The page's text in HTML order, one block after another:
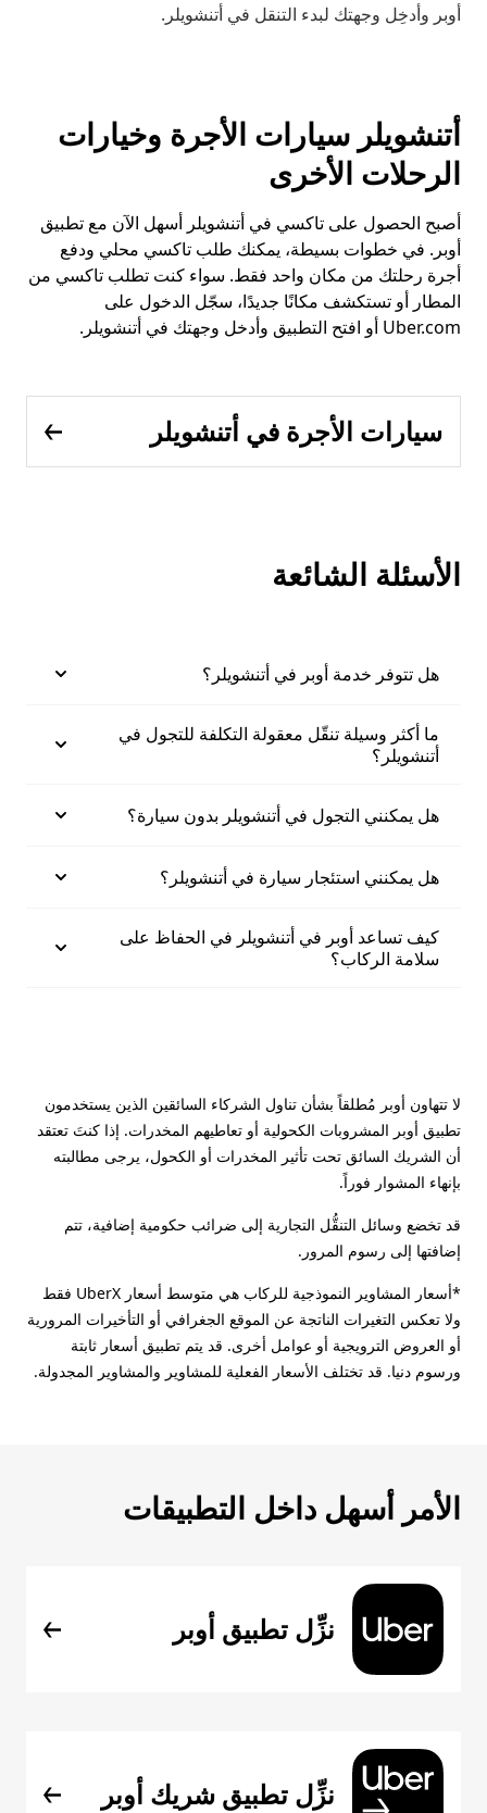
أوبر وأدخِل وجهتك لبدء التنقل في أتنشويلر.
أتنشويلر سيارات الأجرة وخيارات
الرحلات الأخرى
أصبح الحصول على تاكسي في أتنشويلر أسهل الآن مع تطبيق
أوبر. في خطوات بسيطة، يمكنك طلب تاكسي محلي ودفع
أجرة رحلتك من مكان واحد فقط. سواء كنت تطلب تاكسي من
المطار أو تستكشف مكانًا جديدًا، سجّل الدخول على
Uber.com أو افتح التطبيق وأدخل وجهتك في أتنشويلر.
سيارات الأجرة في أتنشويلر
الأسئلة الشائعة
هل تتوفر خدمة أوبر في أتنشويلر؟
ما أكثر وسيلة تنقّل معقولة التكلفة للتجول في
أتنشويلر؟
هل يمكنني التجول في أتنشويلر بدون سيارة؟
هل يمكنني استئجار سيارة في أتنشويلر؟
كيف تساعد أوبر في أتنشويلر في الحفاظ على
سلامة الركاب؟
لا تتهاون أوبر مُطلقاً بشأن تناول الشركاء السائقين الذين يستخدمون
تطبيق أوبر المشروبات الكحولية أو تعاطيهم المخدرات. إذا كنتَ تعتقد
أن الشريك السائق تحت تأثير المخدرات أو الكحول، يرجى مطالبته
بإنهاء المشوار فوراً.
قد تخضع وسائل التنقُّل التجارية إلى ضرائب حكومية إضافية، تتم
إضافتها إلى رسوم المرور.
*أسعار المشاوير النموذجية للركاب هي متوسط أسعار UberX فقط
ولا تعكس التغيرات الناتجة عن الموقع الجغرافي أو التأخيرات المرورية
أو العروض الترويجية أو عوامل أخرى. قد يتم تطبيق أسعار ثابتة
ورسوم دنيا. قد تختلف الأسعار الفعلية للمشاوير والمشاوير المجدولة.
الأمر أسهل داخل التطبيقات
نزِّل تطبيق أوبر
نزِّل تطبيق شريك أوبر